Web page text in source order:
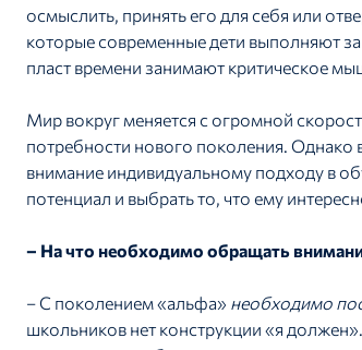
осмыслить, принять его для себя или
которые современные дети выполняют
пласт времени занимают критическое
Мир вокруг меняется с огромной
потребности нового поколения. Однако
внимание индивидуальному подходу в
потенциал и выбрать то, что ему
– На что необходимо обращать
– С поколением «альфа» необходимо
школьников нет конструкции «я